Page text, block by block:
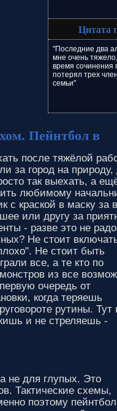
Цитата
"Последние два
мне очень
время сочинения
потерял трех
семьи"
Пейнтбол в
после тяжёлой
за город на природу,
так выехать, а
любимому
с краской в маску за
или другу за
- разве это не
Не стоит
Не стоит быть
все, а те кто по
из все
очередь от
когда теряешь
рутины. Тут
и не стреляешь -
не для глупых. Это
Тактические схемы,
поэтому пейнтбол